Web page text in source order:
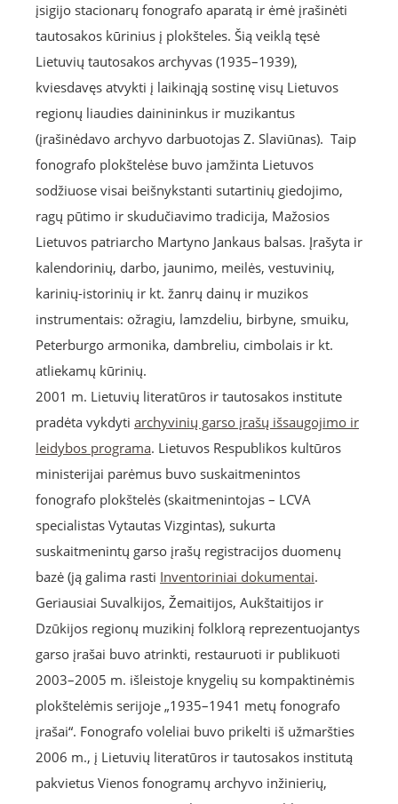
įsigijo stacionarų fonografo aparatą ir ėmė įrašinėti
tautosakos kūrinius į plokšteles. Šią veiklą tęsė
Lietuvių tautosakos archyvas (1935–1939),
kviesdavęs atvykti į laikinąją sostinę visų Lietuvos
regionų liaudies dainininkus ir muzikantus
(įrašinėdavo archyvo darbuotojas Z. Slaviūnas). Taip
fonografo plokštelėse buvo įamžinta Lietuvos
sodžiuose visai beišnykstanti sutartinių giedojimo,
ragų pūtimo ir skudučiavimo tradicija, Mažosios
Lietuvos patriarcho Martyno Jankaus balsas. Įrašyta ir
kalendorinių, darbo, jaunimo, meilės, vestuvinių,
karinių-istorinių ir kt. žanrų dainų ir muzikos
instrumentais: ožragiu, lamzdeliu, birbyne, smuiku,
Peterburgo armonika, dambreliu, cimbolais ir kt.
atliekamų kūrinių.
2001 m. Lietuvių literatūros ir tautosakos institute
pradėta vykdyti archyvinių garso įrašų išsaugojimo ir
leidybos programa. Lietuvos Respublikos kultūros
ministerijai parėmus buvo suskaitmenintos
fonografo plokštelės (skaitmenintojas – LCVA
specialistas Vytautas Vizgintas), sukurta
suskaitmenintų garso įrašų registracijos duomenų
bazė (ją galima rasti Inventoriniai dokumentai.
Geriausiai Suvalkijos, Žemaitijos, Aukštaitijos ir
Dzūkijos regionų muzikinį folklorą reprezentuojantys
garso įrašai buvo atrinkti, restauruoti ir publikuoti
2003–2005 m. išleistoje knygelių su kompaktinėmis
plokštelėmis serijoje „1935–1941 metų fonografo
įrašai“. Fonografo voleliai buvo prikelti iš užmaršties
2006 m., į Lietuvių literatūros ir tautosakos institutą
pakvietus Vienos fonogramų archyvo inžinierių,